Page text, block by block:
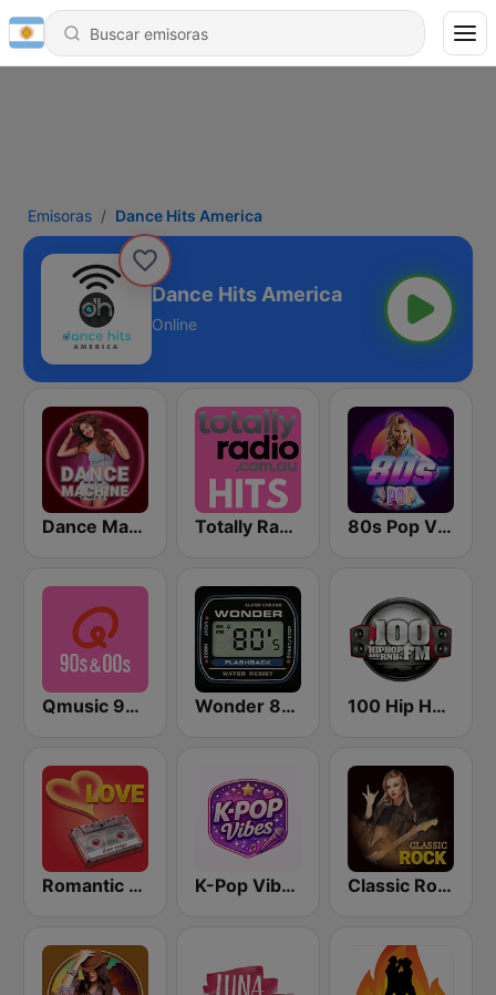
Emisoras Dance Hits America
Dance Hits America
Online
Dance Machine Totally Radio Hits 80s Pop Vibes
Qmusic 90's & 00's Wonder 80's 100 Hip Hop and RNB FM
Romantic Vibes K-Pop Vibes Classic Rock Station